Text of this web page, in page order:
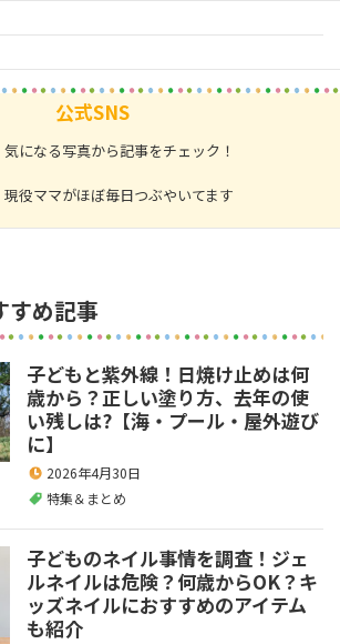
公式SNS
気になる写真から記事をチェック！
現役ママがほぼ毎日つぶやいてます
すめ記事
子どもと紫外線！日焼け止めは何
歳から？正しい塗り方、去年の使
い残しは?【海・プール・屋外遊び
に】
2026年4月30日
特集＆まとめ
子どものネイル事情を調査！ジェ
ルネイルは危険？何歳からOK？キ
ッズネイルにおすすめのアイテム
も紹介